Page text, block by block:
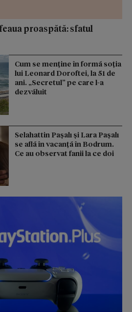
proaspătă: sfatul
Cum se menţine în formă soţia
lui Leonard Doroftei, la 51 de
ani. „Secretul” pe care l-a
dezvăluit
Selahattin Paşalı și Lara Paşalı
se află în vacanță în Bodrum.
Ce au observat fanii la ce doi